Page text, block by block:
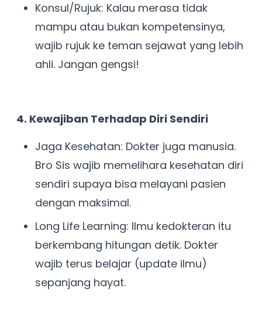
Konsul/Rujuk: Kalau merasa tidak
mampu atau bukan kompetensinya,
wajib rujuk ke teman sejawat yang lebih
ahli. Jangan gengsi!
4. Kewajiban Terhadap Diri Sendiri
Jaga Kesehatan: Dokter juga manusia.
Bro Sis wajib memelihara kesehatan diri
sendiri supaya bisa melayani pasien
dengan maksimal.
Long Life Learning: Ilmu kedokteran itu
berkembang hitungan detik. Dokter
wajib terus belajar (update ilmu)
sepanjang hayat.